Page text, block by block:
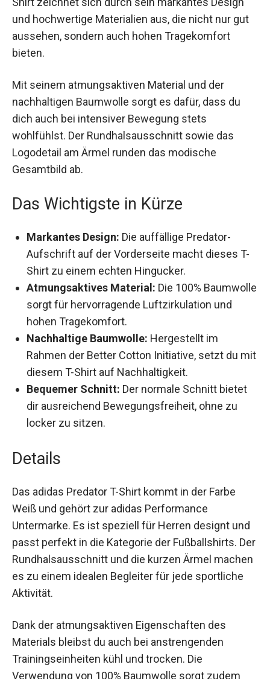
markantes Design und hochwertige Materialien
aus, die nicht nur gut aussehen, sondern auch
hohen Tragekomfort bieten.
nachhaltigen Baumwolle sorgt es dafür, dass du
dich auch bei intensiver Bewegung stets
wohlfühlst. Der Rundhalsausschnitt sowie das
Logodetail am Ärmel runden das modische
Gesamtbild ab.
Das Wichtigste in Kürze
Aufschrift auf der Vorderseite macht dieses
T-Shirt zu einem echten Hingucker.
Atmungsaktives Material:Die 100%
Baumwolle sorgt für hervorragende
Luftzirkulation und hohen Tragekomfort.
Nachhaltige Baumwolle:
Rahmen der Better Cotton Initiative, setzt du
mit diesem T-Shirt auf Nachhaltigkeit.
Bequemer Schnitt: Der normale Schnitt bietet
dir ausreichend Bewegungsfreiheit, ohne zu
locker zu sitzen.
Details
Weiß und gehört zur adidas Performance
Untermarke. Es ist speziell für Herren designt
und passt perfekt in die Kategorie der
Fußballshirts. Der Rundhalsausschnitt und die
kurzen Ärmel machen es zu einem idealen
Begleiter für jede sportliche Aktivität.
Materials bleibst du auch bei anstrengenden
Trainingseinheiten kühl und trocken. Die
Verwendung von 100% Baumwolle sorgt zudem